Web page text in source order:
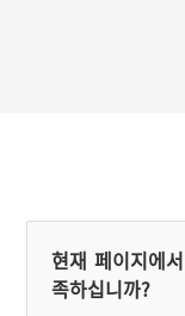
로 무당이 주도하
현재 페이지에
족하십니까?